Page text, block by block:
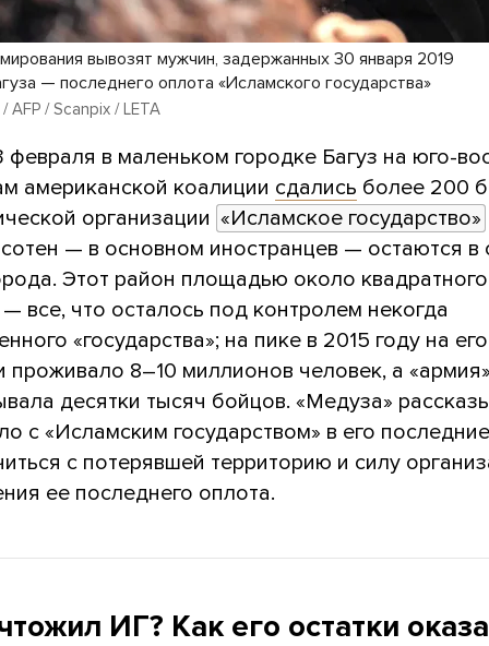
вывозят мужчин, задержанных 30 января 2019
— последнего оплота «Исламского государства»
AFP / Scanpix / LETA
февраля в маленьком городке Багуз на юго-
американской коалиции сдались более 200
организации «Исламское государство»
— в основном иностранцев — остаются в
Этот район площадью около квадратного
все, что осталось под контролем некогда
«государства»; на пике в 2015 году на его
проживало 8–10 миллионов человек, а
десятки тысяч бойцов. «Медуза»
с «Исламским государством» в его
с потерявшей территорию и силу
ее последнего оплота.
ИГ? Как его остатки